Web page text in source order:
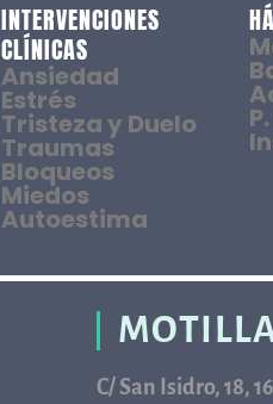
INTERVENCIONES
CLÍNICAS
Ansiedad
Estrés
Tristeza y Duelo
Traumas
Bloqueos
Miedos
Autoestima
C/ San Isidro, 18,